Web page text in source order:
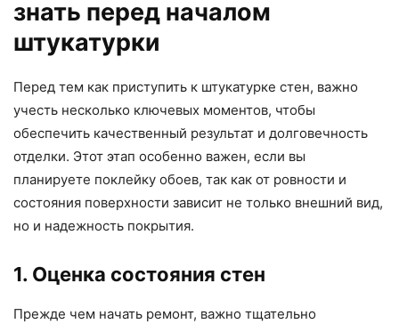
знать перед началом
штукатурки
Перед тем как приступить к штукатурке стен, важно
учесть несколько ключевых моментов, чтобы
обеспечить качественный результат и долговечность
отделки. Этот этап особенно важен, если вы
планируете поклейку обоев, так как от ровности и
состояния поверхности зависит не только внешний вид,
но и надежность покрытия.
1. Оценка состояния стен
Прежде чем начать ремонт, важно тщательно